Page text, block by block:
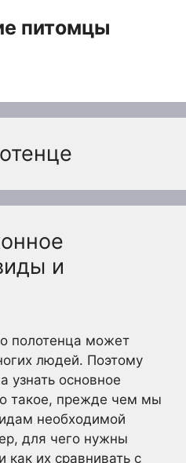
питомцы
и
полотенца может
людей. Поэтому
узнать основное
такое, прежде чем мы
необходимой
для чего нужны
как их сравнивать с